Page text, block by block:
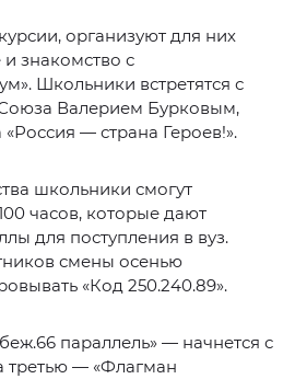
организуют для них
знакомство с
Школьники встретятся с
Валерием Бурковым,
— страна Героев!».
школьники смогут
часов, которые дают
для поступления в вуз.
смены осенью
«Код 250.240.89».
параллель» — начнется с
третью — «Флагман